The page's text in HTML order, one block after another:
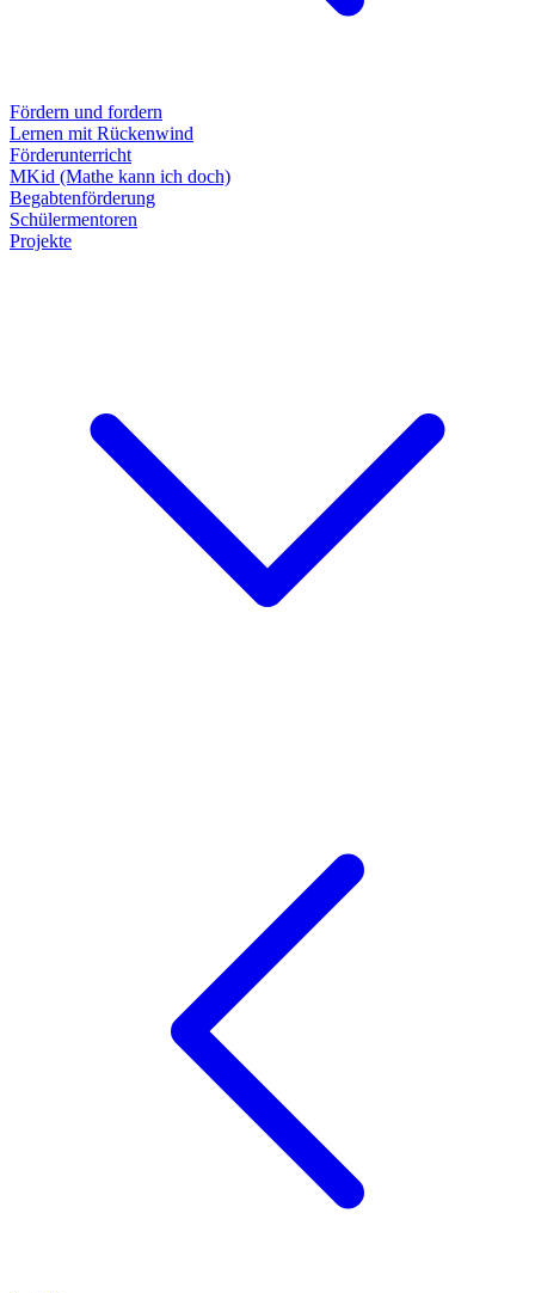
Fördern und fordern
Lernen mit Rückenwind
Förderunterricht
MKid (Mathe kann ich doch)
Begabtenförderung
Schülermentoren
Projekte